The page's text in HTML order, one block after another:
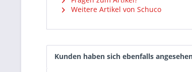
Weitere Artikel von Schuco
Kunden haben sich ebenfalls